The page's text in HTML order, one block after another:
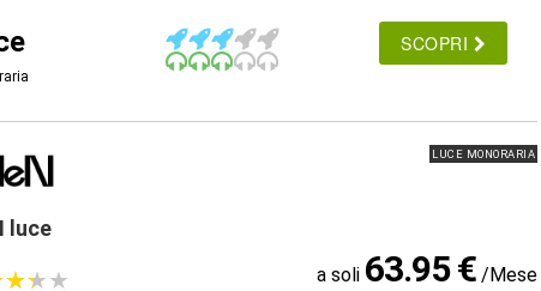
SCOPRI
LUCE MONORARIA
luce
★★★
★★★ a soli 63.95 € /Mese